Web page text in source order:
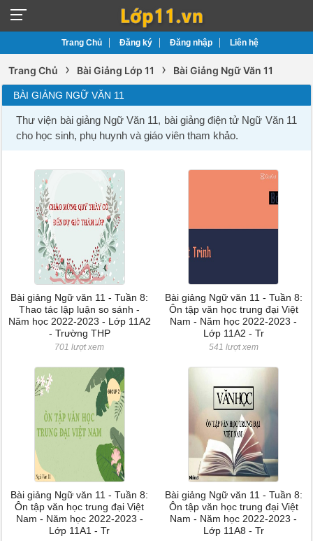
Trang Chủ Đăng ký Đăng nhập Liên hệ
Trang Chủ › Bài Giảng Lớp 11 › Bài Giảng Ngữ Văn 11
BÀI GIẢNG NGỮ VĂN 11
Thư viện bài giảng Ngữ Văn 11, bài giảng điện tử Ngữ Văn 11
cho học sinh, phụ huynh và giáo viên tham khảo.
Bài giảng Ngữ văn 11 - Tuần 8:
Thao tác lập luận so sánh -
Năm học 2022-2023 - Lớp 11A2
- Trường THP
701 lượt xem
Bài giảng Ngữ văn 11 - Tuần 8:
Ôn tập văn học trung đại Việt
Nam - Năm học 2022-2023 -
Lớp 11A2 - Tr
541 lượt xem
Bài giảng Ngữ văn 11 - Tuần 8:
Ôn tập văn học trung đại Việt
Nam - Năm học 2022-2023 -
Lớp 11A1 - Tr
Bài giảng Ngữ văn 11 - Tuần 8:
Ôn tập văn học trung đại Việt
Nam - Năm học 2022-2023 -
Lớp 11A8 - Tr